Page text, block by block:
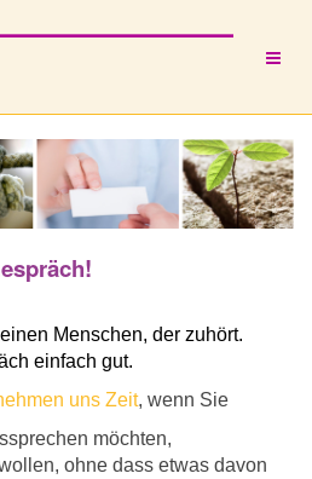
Menschen, der zuhört.
einfach gut.
uns Zeit, wenn Sie
möchten,
ohne dass etwas davon